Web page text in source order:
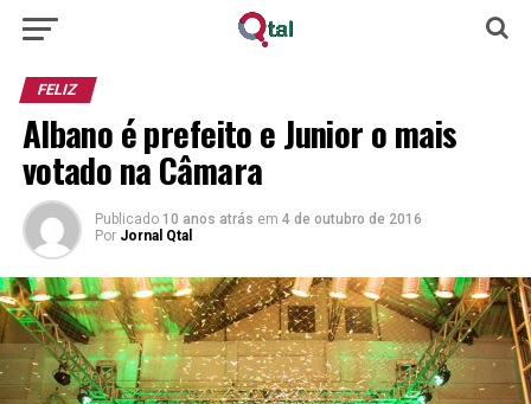
FELIZ
Albano é prefeito e Junior o mais
votado na Câmara
Publicado 10 anos atrás em 4 de outubro de 2016
Por Jornal Qtal